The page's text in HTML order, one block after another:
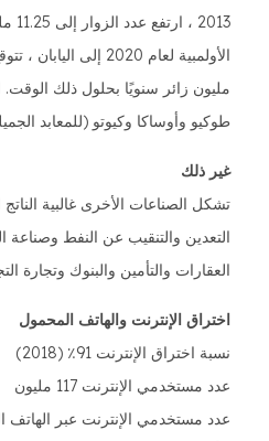
مليون زائر سنويًا بحلول ذلك
طوكيو وأوساكا وكيوتو (للمعابد
غير ذلك
تشكل الصناعات الأخرى غالبية الناتج
التعدين والتنقيب عن النفط
العقارات والتأمين والبنوك وتجارة
اختراق الإنترنت والهاتف المحمول
نسبة اختراق الإنترنت 91٪ (2018)
عدد مستخدمي الإنترنت 117 مليون
عدد مستخدمي الإنترنت عبر الهاتف المحمول